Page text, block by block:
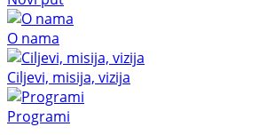
O nama
Ciljevi, misija, vizija
Programi